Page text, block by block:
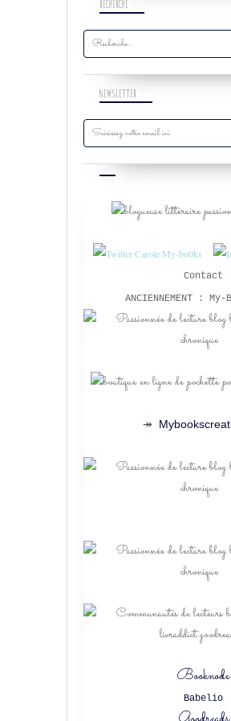
NEWSLETTER
RECHERCHE
Contact
ANCIENNEMENT : My-
↠
Booknode
Babelio